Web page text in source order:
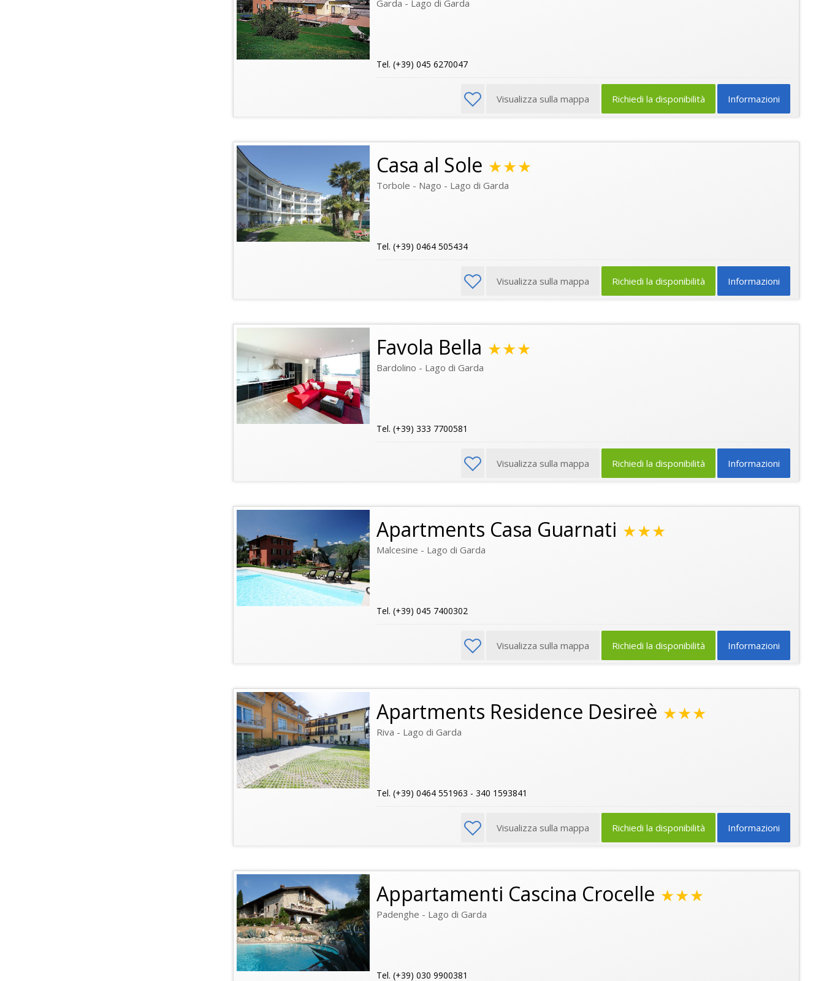
Garda - Lago di Garda
Tel. (+39) 045 6270047
Informazioni
Richiedi la disponibilità
Visualizza sulla mappa
Casa al Sole ★★★
Torbole - Nago - Lago di Garda
Tel. (+39) 0464 505434
Informazioni
Richiedi la disponibilità
Visualizza sulla mappa
Favola Bella ★★★
Bardolino - Lago di Garda
Tel. (+39) 333 7700581
Informazioni
Richiedi la disponibilità
Visualizza sulla mappa
Apartments Casa Guarnati ★★★
Malcesine - Lago di Garda
Tel. (+39) 045 7400302
Informazioni
Richiedi la disponibilità
Visualizza sulla mappa
Apartments Residence Desireè ★★★
Riva - Lago di Garda
Tel. (+39) 0464 551963 - 340 1593841
Informazioni
Richiedi la disponibilità
Visualizza sulla mappa
Appartamenti Cascina Crocelle ★★★
Padenghe - Lago di Garda
Tel. (+39) 030 9900381